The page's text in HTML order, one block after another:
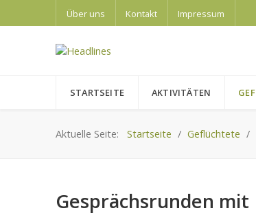
Über uns Kontakt Impressum
STARTSEITE AKTIVITÄTEN
Aktuelle Seite: Startseite Geflüchtete
Gesprächsrunden